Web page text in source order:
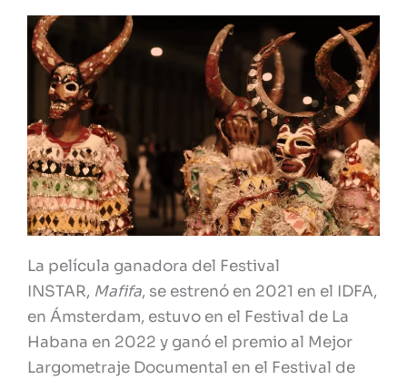
La película ganadora del Festival
INSTAR, Mafifa, se estrenó en 2021 en el IDFA,
en Ámsterdam, estuvo en el Festival de La
Habana en 2022 y ganó el premio al Mejor
Largometraje Documental en el Festival de